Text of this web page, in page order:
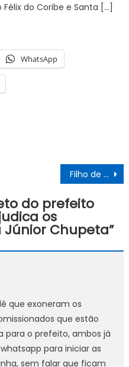
do Coribe e Santa […]
WhatsApp
Filho de empresário é acusado de atropelar e matar criança em Petrolina
do prefeito
os
Júnior Chupeta”
que exoneram os
que estão
para o prefeito, ambos já
para iniciar as
sem falar que ficam